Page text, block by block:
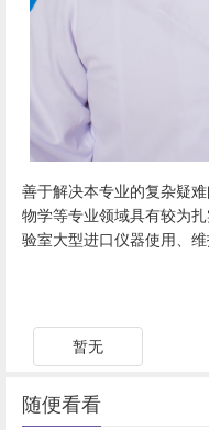
善于解决本专业的复杂疑
物学等专业领域具有较为
验室大型进口仪器使用、
暂无
随便看看